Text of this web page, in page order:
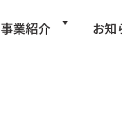
事業紹介 お知